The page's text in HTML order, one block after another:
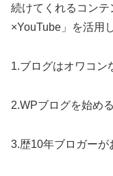
続けてくれるコン
×YouTube」を活用
1.ブログはオワコン
2.WPブログを始め
3.歴10年ブロガーが